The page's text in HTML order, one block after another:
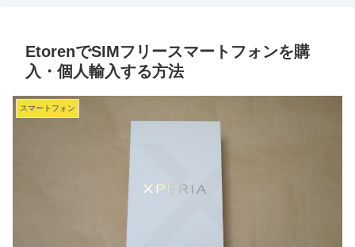
EtorenでSIMフリースマートフォンを購
入・個人輸入する方法
スマートフォン